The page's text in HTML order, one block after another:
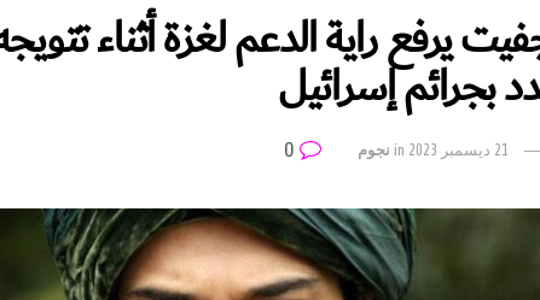
يرفع راية الدعم لغزة أثناء
بجرائم إسرائيل
21 ديسمبر 2023 inنجوم